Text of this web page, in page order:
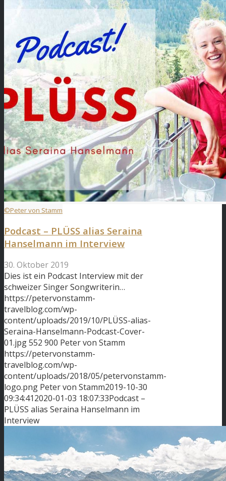
©Peter von Stamm
Podcast – PLÜSS alias Seraina
Hanselmann im Interview
30. Oktober 2019
Dies ist ein Podcast Interview mit der
schweizer Singer Songwriterin…
https://petervonstamm-
travelblog.com/wp-
content/uploads/2019/10/PLÜSS-alias-
Seraina-Hanselmann-Podcast-Cover-
01.jpg552 900 Peter von Stamm
https://petervonstamm-
travelblog.com/wp-
content/uploads/2018/05/petervonstamm-
logo.png Peter von Stamm2019-10-30
09:34:412020-01-03 18:07:33Podcast –
PLÜSS alias Seraina Hanselmann im
Interview